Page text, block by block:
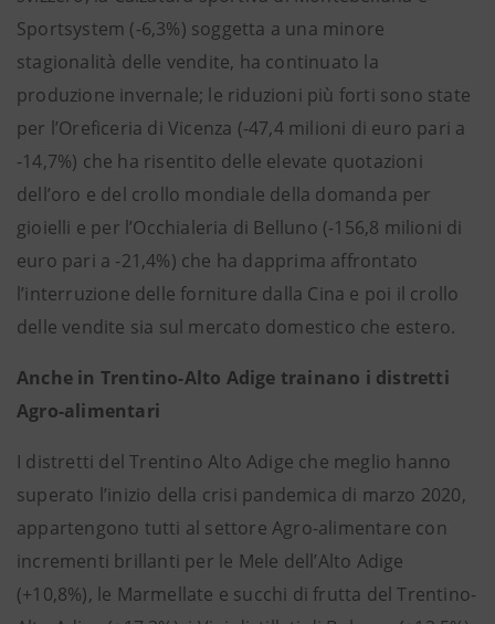
Sportsystem (-6,3%) soggetta a una minore
stagionalità delle vendite, ha continuato la
produzione invernale; le riduzioni più forti sono state
per l’Oreficeria di Vicenza (-47,4 milioni di euro pari a
-14,7%) che ha risentito delle elevate quotazioni
dell’oro e del crollo mondiale della domanda per
gioielli e per l’Occhialeria di Belluno (-156,8 milioni di
euro pari a -21,4%) che ha dapprima affrontato
l’interruzione delle forniture dalla Cina e poi il crollo
delle vendite sia sul mercato domestico che estero.
Anche in Trentino-Alto Adige trainano i distretti
Agro-alimentari
I distretti del Trentino Alto Adige che meglio hanno
superato l’inizio della crisi pandemica di marzo 2020,
appartengono tutti al settore Agro-alimentare con
incrementi brillanti per le Mele dell’Alto Adige
(+10,8%), le Marmellate e succhi di frutta del Trentino-